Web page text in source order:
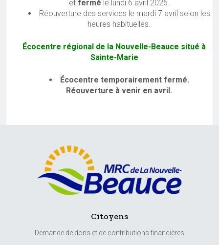
et fermé le lundi 6 avril 2026.
Réouverture des services le mardi 7 avril selon les
heures habituelles.
Écocentre régional de la Nouvelle-Beauce situé à
Sainte-Marie
Écocentre temporairement fermé.
Réouverture à venir en avril.
Citoyens
Demande de dons et de contributions financières